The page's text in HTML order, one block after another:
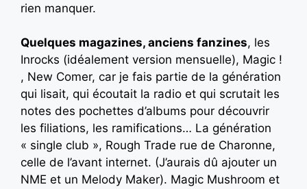
rien manquer.
Quelques magazines, anciens fanzines, les
Inrocks (idéalement version mensuelle), Magic !
, New Comer, car je fais partie de la génération
qui lisait, qui écoutait la radio et qui scrutait les
notes des pochettes d’albums pour découvrir
les filiations, les ramifications… La génération
« single club », Rough Trade rue de Charonne,
celle de l’avant internet. (J’aurais dû ajouter un
NME et un Melody Maker). Magic Mushroom et